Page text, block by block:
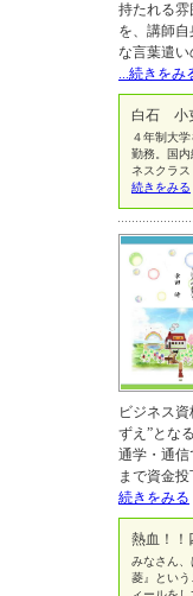
持たれる
を、講師
な言葉遣い
...続きをみ
白石 小
４年制大
勤務。国
ネスクラ
続きをみる
ビジネス
ずえ”とな
通学・通信
まで資金
続きをみる
熱血！！
みなさん
菱』とい